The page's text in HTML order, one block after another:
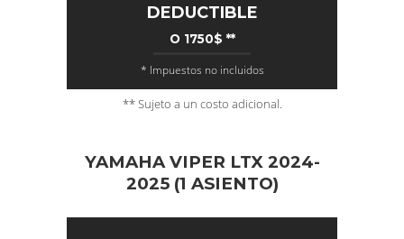
DEDUCTIBLE
O 1750$ **
* Impuestos no incluidos
** Sujeto a un costo adicional.
YAMAHA VIPER LTX 2024-
2025 (1 ASIENTO)